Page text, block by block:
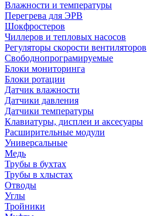
Влажности и температуры
Перегрева для ЭРВ
Шокфростеров
Чиллеров и тепловых насосов
Регуляторы скорости вентиляторов
Свободнопрограмируемые
Блоки мониторинга
Блоки ротации
Датчик влажности
Датчики давления
Датчики температуры
Клавиатуры, дисплеи и аксесуары
Расширительные модули
Универсальные
Медь
Трубы в бухтах
Трубы в хлыстах
Отводы
Углы
Тройники